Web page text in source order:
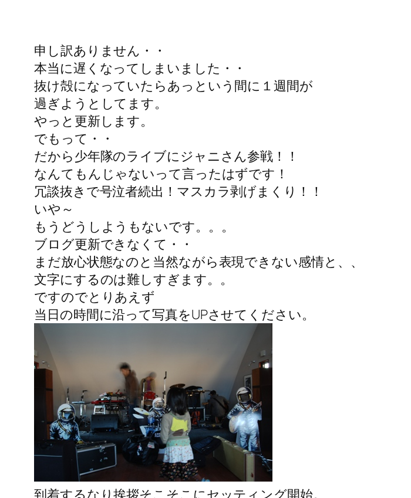
申し訳ありません・・
本当に遅くなってしまいました・・
抜け殻になっていたらあっという間に１週間が
過ぎようとしてます。
やっと更新します。
でもって・・
だから少年隊のライブにジャニさん参戦！！
なんてもんじゃないって言ったはずです！
冗談抜きで号泣者続出！マスカラ剥げまくり！！
いや～
もうどうしようもないです。。。
ブログ更新できなくて・・
まだ放心状態なのと当然ながら表現できない感情と、、
文字にするのは難しすぎます。。
ですのでとりあえず
当日の時間に沿って写真をUPさせてください。